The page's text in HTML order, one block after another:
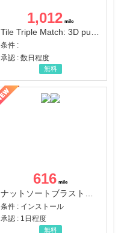
1,012
Tile Triple Match: 3D puzzle
条件 :
承認 : 数日程度
無料
616
条件 : インストール
承認 : 1日程度
無料